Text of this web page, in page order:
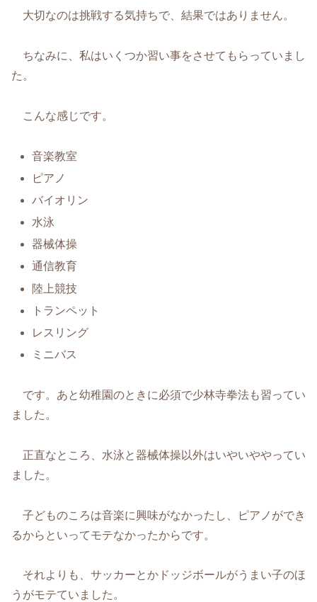
大切なのは挑戦する気持ちで、結果ではありません。
ちなみに、私はいくつか習い事をさせてもらっていまし
た。
こんな感じです。
音楽教室
ピアノ
バイオリン
水泳
器械体操
通信教育
陸上競技
トランペット
レスリング
ミニバス
です。あと幼稚園のときに必須で少林寺拳法も習ってい
ました。
正直なところ、水泳と器械体操以外はいやいややってい
ました。
子どものころは音楽に興味がなかったし、ピアノができ
るからといってモテなかったからです。
それよりも、サッカーとかドッジボールがうまい子のほ
うがモテていました。